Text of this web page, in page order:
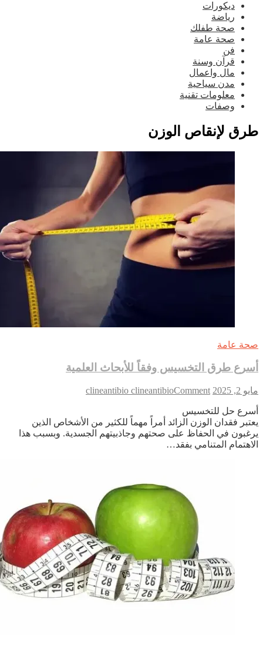
ديكورات
رياضة
صحة طفلك
صحة عامة
فن
قرآن وسنة
مال واعمال
مدن سياحية
معلومات تقنية
وصفات
لإنقاص الوزن
عامة
طرق التخسيس وفقاً للأبحاث العلمية
2025
clineantibio clineantibioComment
on
التخسيس
وفقاً
حل للتخسيس
فقدان الوزن الزائد أمراً مهماً للكثير من الأشخاص الذين
في الحفاظ على صحتهم وجاذبيتهم الجسدية. وبسبب هذا
المتنامي بفقد…